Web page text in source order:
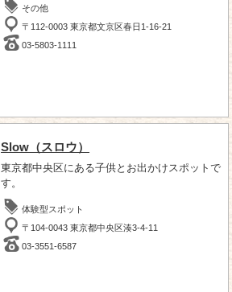
その他
〒112-0003 東京都文京区春日1-16-21
03-5803-1111
Slow（スロウ）
東京都中央区にある子供とお出かけスポットで
す。
体験型スポット
〒104-0043 東京都中央区湊3-4-11
03-3551-6587